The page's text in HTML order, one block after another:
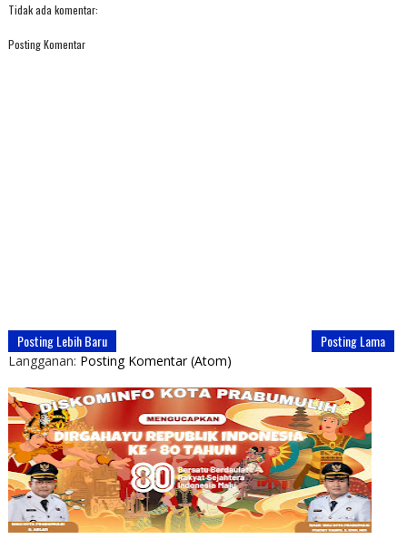
Tidak ada komentar:
Posting Komentar
Posting Lebih Baru Posting Lama
Langganan: Posting Komentar (Atom)